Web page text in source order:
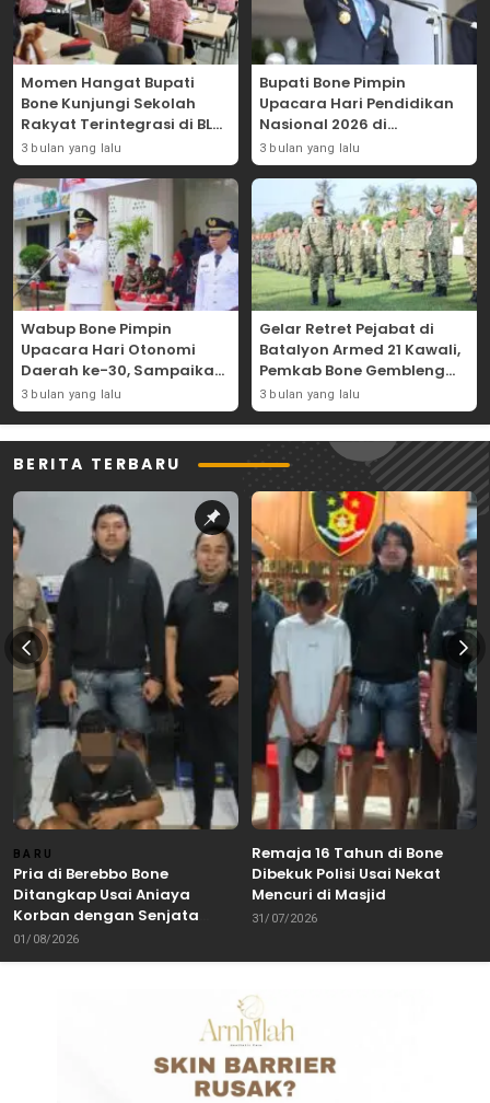
Momen Hangat Bupati
Bone Kunjungi Sekolah
Rakyat Terintegrasi di BLK
Bajoe
3 bulan yang lalu
Bupati Bone Pimpin
Upacara Hari Pendidikan
Nasional 2026 di
Lapangan Merdeka
3 bulan yang lalu
Wabup Bone Pimpin
Upacara Hari Otonomi
Daerah ke-30, Sampaikan
Amanat Mendagri
Wujudkan Asta Cita
3 bulan yang lalu
Gelar Retret Pejabat di
Batalyon Armed 21 Kawali,
Pemkab Bone Gembleng
Kedisiplinan Camat dan
Pimpinan OPD
3 bulan yang lalu
BERITA TERBARU
BARU
Pria di Berebbo Bone
Ditangkap Usai Aniaya
Korban dengan Senjata
Tajam
01/08/2026
Remaja 16 Tahun di Bone
Dibekuk Polisi Usai Nekat
Mencuri di Masjid
31/07/2026